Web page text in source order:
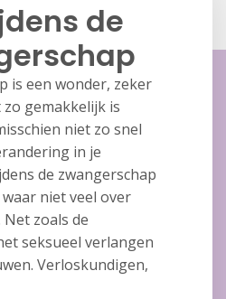
de
is een wonder, zeker
gemakkelijk is
niet zo snel
in je
de zwangerschap
niet veel over
zoals de
seksueel verlangen
Verloskundigen,